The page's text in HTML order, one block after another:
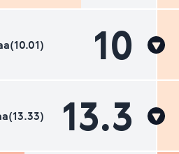
10
13.3